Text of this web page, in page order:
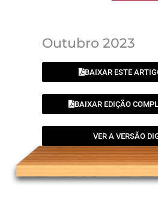
Outubro 2023
BAIXAR ESTE
BAIXAR EDIÇÃO
VER A VERSÃO